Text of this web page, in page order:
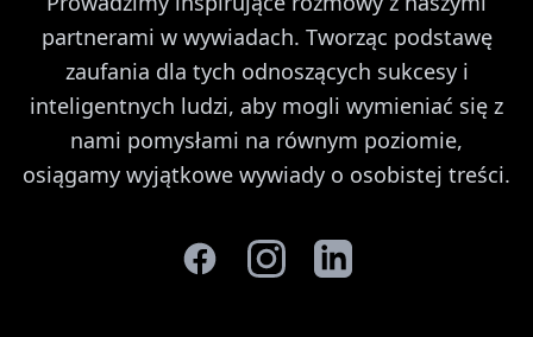
partnerami w wywiadach. Tworząc podstawę
zaufania dla tych odnoszących sukcesy i
inteligentnych ludzi, aby mogli wymieniać się z
nami pomysłami na równym poziomie,
osiągamy wyjątkowe wywiady o osobistej treści.